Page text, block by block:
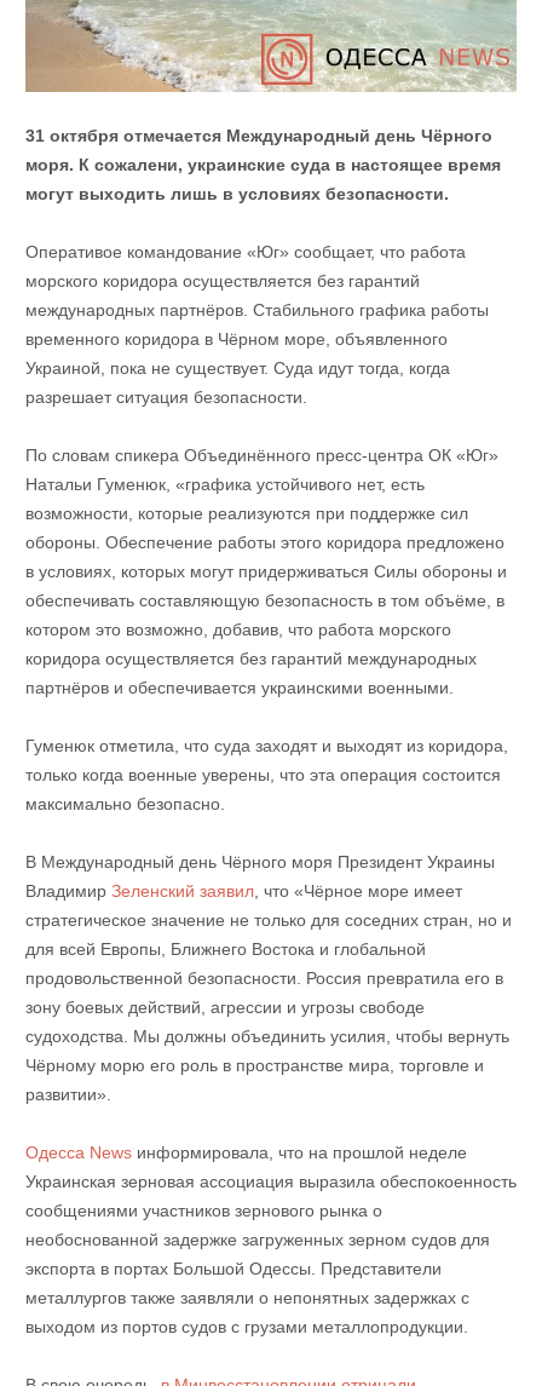
31 октября отмечается Международный день Чёрного
моря. К сожалени, украинские суда в настоящее время
могут выходить лишь в условиях безопасности.
Оперативое командование «Юг» сообщает, что работа
морского коридора осуществляется без гарантий
международных партнёров. Стабильного графика работы
временного коридора в Чёрном море, объявленного
Украиной, пока не существует. Суда идут тогда, когда
разрешает ситуация безопасности.
По словам спикера Объединённого пресс-центра ОК «Юг»
Натальи Гуменюк, «графика устойчивого нет, есть
возможности, которые реализуются при поддержке сил
обороны. Обеспечение работы этого коридора предложено
в условиях, которых могут придерживаться Силы обороны и
обеспечивать составляющую безопасность в том объёме, в
котором это возможно, добавив, что работа морского
коридора осуществляется без гарантий международных
партнёров и обеспечивается украинскими военными.
Гуменюк отметила, что суда заходят и выходят из коридора,
только когда военные уверены, что эта операция состоится
максимально безопасно.
В Международный день Чёрного моря Президент Украины
Владимир Зеленский заявил, что «Чёрное море имеет
стратегическое значение не только для соседних стран, но и
для всей Европы, Ближнего Востока и глобальной
продовольственной безопасности. Россия превратила его в
зону боевых действий, агрессии и угрозы свободе
судоходства. Мы должны объединить усилия, чтобы вернуть
Чёрному морю его роль в пространстве мира, торговле и
развитии».
Одесса Newsинформировала, что на прошлой неделе
Украинская зерновая ассоциация выразила обеспокоенность
сообщениями участников зернового рынка о
необоснованной задержке загруженных зерном судов для
экспорта в портах Большой Одессы. Представители
металлургов также заявляли о непонятных задержках с
выходом из портов судов с грузами металлопродукции.